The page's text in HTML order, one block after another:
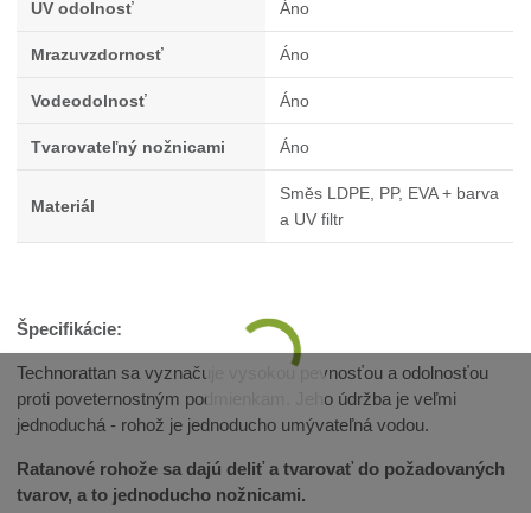
UV odolnosť Áno
Mrazuvzdornosť Áno
Vodeodolnosť Áno
Tvarovateľný nožnicami Áno
Materiál
Směs LDPE, PP, EVA + barva
a UV filtr
Špecifikácie:
Technorattan sa vyznačuje vysokou pevnosťou a odolnosťou
proti poveternostným podmienkam. Jeho údržba je veľmi
jednoduchá - rohož je jednoducho umývateľná vodou.
Ratanové rohože sa dajú deliť a tvarovať do požadovaných
tvarov, a to jednoducho nožnicami.